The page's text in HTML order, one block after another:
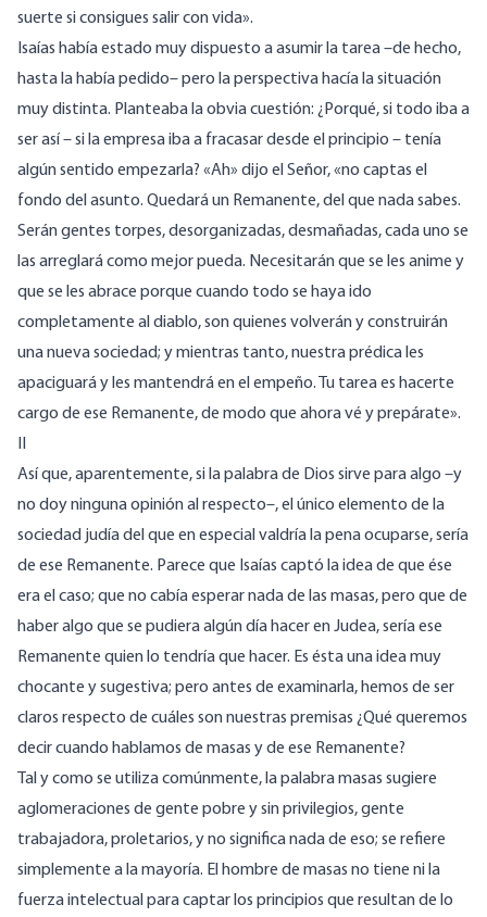
suerte si consigues salir con vida».
Isaías había estado muy dispuesto a asumir la tarea –de hecho,
hasta la había pedido– pero la perspectiva hacía la situación
muy distinta. Planteaba la obvia cuestión: ¿Porqué, si todo iba a
ser así – si la empresa iba a fracasar desde el principio – tenía
algún sentido empezarla? «Ah» dijo el Señor, «no captas el
fondo del asunto. Quedará un Remanente, del que nada sabes.
Serán gentes torpes, desorganizadas, desmañadas, cada uno se
las arreglará como mejor pueda. Necesitarán que se les anime y
que se les abrace porque cuando todo se haya ido
completamente al diablo, son quienes volverán y construirán
una nueva sociedad; y mientras tanto, nuestra prédica les
apaciguará y les mantendrá en el empeño. Tu tarea es hacerte
cargo de ese Remanente, de modo que ahora vé y prepárate».
Así que, aparentemente, si la palabra de Dios sirve para algo –y
no doy ninguna opinión al respecto–, el único elemento de la
sociedad judía del que en especial valdría la pena ocuparse, sería
de ese Remanente. Parece que Isaías captó la idea de que ése
era el caso; que no cabía esperar nada de las masas, pero que de
haber algo que se pudiera algún día hacer en Judea, sería ese
Remanente quien lo tendría que hacer. Es ésta una idea muy
chocante y sugestiva; pero antes de examinarla, hemos de ser
claros respecto de cuáles son nuestras premisas ¿Qué queremos
decir cuando hablamos de masas y de ese Remanente?
Tal y como se utiliza comúnmente, la palabra masas sugiere
aglomeraciones de gente pobre y sin privilegios, gente
trabajadora, proletarios, y no significa nada de eso; se refiere
simplemente a la mayoría. El hombre de masas no tiene ni la
fuerza intelectual para captar los principios que resultan de lo